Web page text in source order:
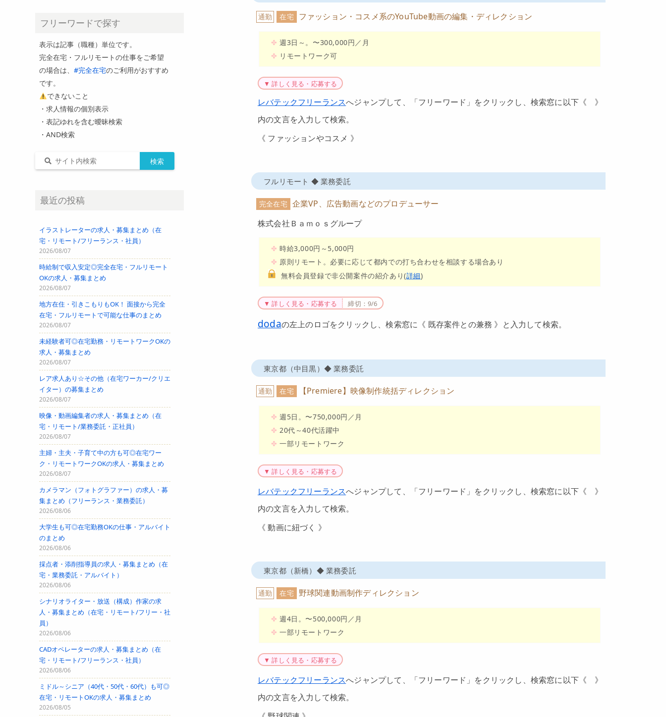
通勤 在宅 ファッション・コスメ系のYouTube動画の編集・ディレクション
週3日～。〜300,000円／月
リモートワーク可
▼ 詳しく見る・応募する
レバテックフリーランスへジャンプして、「フリーワード」をクリックし、検索窓に以下《 》
内の文言を入力して検索。
《 ファッションやコスメ 》
フルリモート ◆ 業務委託
完全在宅 企業VP、広告動画などのプロデューサー
株式会社Ｂａｍｏｓグループ
時給3,000円～5,000円
原則リモート。必要に応じて都内での打ち合わせを相談する場合あり
無料会員登録で非公開案件の紹介あり(詳細)
▼ 詳しく見る・応募する 締切：9/6
dodaの左上のロゴをクリックし、検索窓に《 既存案件との兼務 》と入力して検索。
東京都（中目黒）◆ 業務委託
通勤 在宅 【Premiere】映像制作統括ディレクション
週5日。〜750,000円／月
20代～40代活躍中
一部リモートワーク
▼ 詳しく見る・応募する
レバテックフリーランスへジャンプして、「フリーワード」をクリックし、検索窓に以下《 》
内の文言を入力して検索。
《 動画に紐づく 》
東京都（新橋）◆ 業務委託
通勤 在宅 野球関連動画制作ディレクション
週4日。〜500,000円／月
一部リモートワーク
▼ 詳しく見る・応募する
レバテックフリーランスへジャンプして、「フリーワード」をクリックし、検索窓に以下《 》
内の文言を入力して検索。
フリーワードで探す
表示は記事（職種）単位です。
完全在宅・フルリモートの仕事をご希望
の場合は、 #完全在宅のご利用がおすすめ
です。
できないこと
・求人情報の個別表示
・表記ゆれを含む曖昧検索
・AND検索
最近の投稿
イラストレーターの求人・募集まとめ（在
宅・リモート/フリーランス・社員）
2026/08/07
時給制で収入安定◎完全在宅・フルリモート
OKの求人・募集まとめ
2026/08/07
地方在住・引きこもりもOK！ 面接から完全
在宅・フルリモートで可能な仕事のまとめ
2026/08/07
未経験者可◎在宅勤務・リモートワークOKの
求人・募集まとめ
2026/08/07
レア求人あり☆その他（在宅ワーカー/クリエ
イター）の募集まとめ
2026/08/07
映像・動画編集者の求人・募集まとめ（在
宅・リモート/業務委託・正社員）
2026/08/07
主婦・主夫・子育て中の方も可◎在宅ワー
ク・リモートワークOKの求人・募集まとめ
2026/08/07
カメラマン（フォトグラファー）の求人・募
集まとめ（フリーランス・業務委託）
2026/08/06
大学生も可◎在宅勤務OKの仕事・アルバイト
のまとめ
2026/08/06
採点者・添削指導員の求人・募集まとめ（在
宅・業務委託・アルバイト）
2026/08/06
シナリオライター・放送（構成）作家の求
人・募集まとめ（在宅・リモート/フリー・社
員）
2026/08/06
CADオペレーターの求人・募集まとめ（在
宅・リモート/フリーランス・社員）
2026/08/06
ミドル～シニア（40代・50代・60代）も可◎
在宅・リモートOKの求人・募集まとめ
2026/08/05